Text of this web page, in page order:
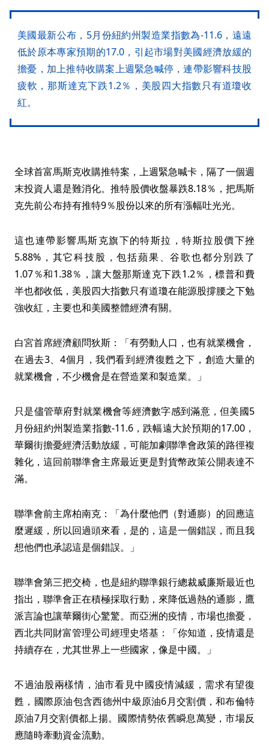
美國最新公布，5月份紐約州製造業指數為-11.6，遠遠
低於原本專家預期的17.0，引起市場對美國經濟放緩的
擔憂，加上推特收購案上週緊急喊停，連帶影響科技股
疲軟，那斯達克下跌1.2％，美股四大指數只有道瓊收
紅。
全球首富馬斯克收購推特案，上週緊急喊卡，隔了一個週
末投資人還是難消化。推特股價收盤暴跌8.18％，把馬斯
克先前公布持有推特9％股份以來的所有漲幅吐光光。
這也連帶影響馬斯克旗下的特斯拉，特斯拉股價下挫
5.88%，其它科技股，包括蘋果、谷歌也都分別跌了
1.07％和1.38％，讓大盤那斯達克下跌1.2％，標普和費
半也都收低，美股四大指數只有道瓊在能源股撐腰之下勉
強收紅，主要也和美國整體經濟有關。
白宮首席經濟顧問狄斯：「有勞動人口，也有就業機會，
在過去3、4個月，我們看到經濟復甦之下，創造大量的
就業機會，不少機會是在營造業和製造業。」
只是儘管華府對就業機會等經濟數字感到滿意，但美國5
月份紐約州製造業指數-11.6，跌幅遠大於預期的17.00，
華爾街擔憂經濟活動放緩，可能加劇聯準會政策的路徑複
雜化，這回前聯準會主席最近更是對貨幣政策公開表達不
滿。
聯準會前主席柏南克：「為什麼他們（對通膨）的回應這
麼遲緩，所以回過頭來看，是的，這是一個錯誤，而且我
想他們也承認這是個錯誤。」
聯準會第三把交椅，也是紐約聯準銀行總裁威廉斯最近也
指出，聯準會正在積極採取行動，來降低過熱的通膨，鷹
派言論也讓華爾街心驚驚。而亞洲的疫情，市場也擔憂，
西北共同財富管理公司經理史塔基：「你知道，疫情還是
持續存在，尤其世界上一些國家，像是中國。」
不過油股兩樣情，油市看見中國疫情減緩，需求有望復
甦，國際原油包含西德州中級原油6月交割價，和布倫特
原油7月交割價都上揚。國際情勢依舊瞬息萬變，市場反
應隨時牽動資金流動。